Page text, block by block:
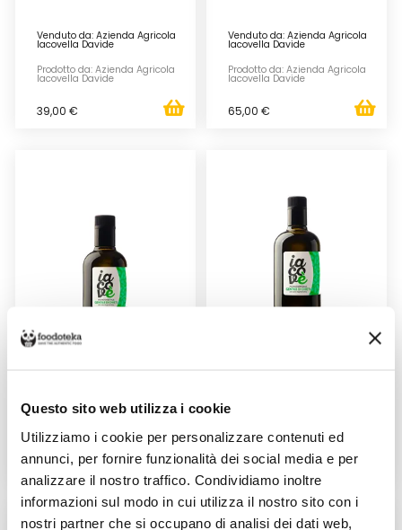
Questo sito web utilizza i cookie
Utilizziamo i cookie per personalizzare contenuti ed
annunci, per fornire funzionalità dei social media e per
analizzare il nostro traffico. Condividiamo inoltre
informazioni sul modo in cui utilizza il nostro sito con i
nostri partner che si occupano di analisi dei dati web,
Venduto da: Azienda Agricola
Iacovella Davide
Prodotto da: Azienda Agricola
Iacovella Davide
39,00 €
Venduto da: Azienda Agricola
Iacovella Davide
Prodotto da: Azienda Agricola
Iacovella Davide
65,00 €
OLIO EVO "GENTILE DI CHIETI"
Iacovella Davide
9,80 €
OLIO EVO "GENTILE DI CHIETI"
Iacovella Davide
13,00 €